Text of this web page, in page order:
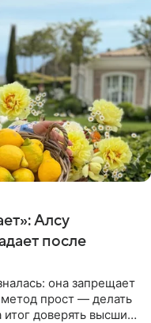
Алсу
после
она запрещает
метод прост — делать
доверять высшим